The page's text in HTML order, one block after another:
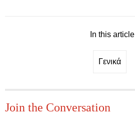
In this article
Γενικά
Join the Conversation